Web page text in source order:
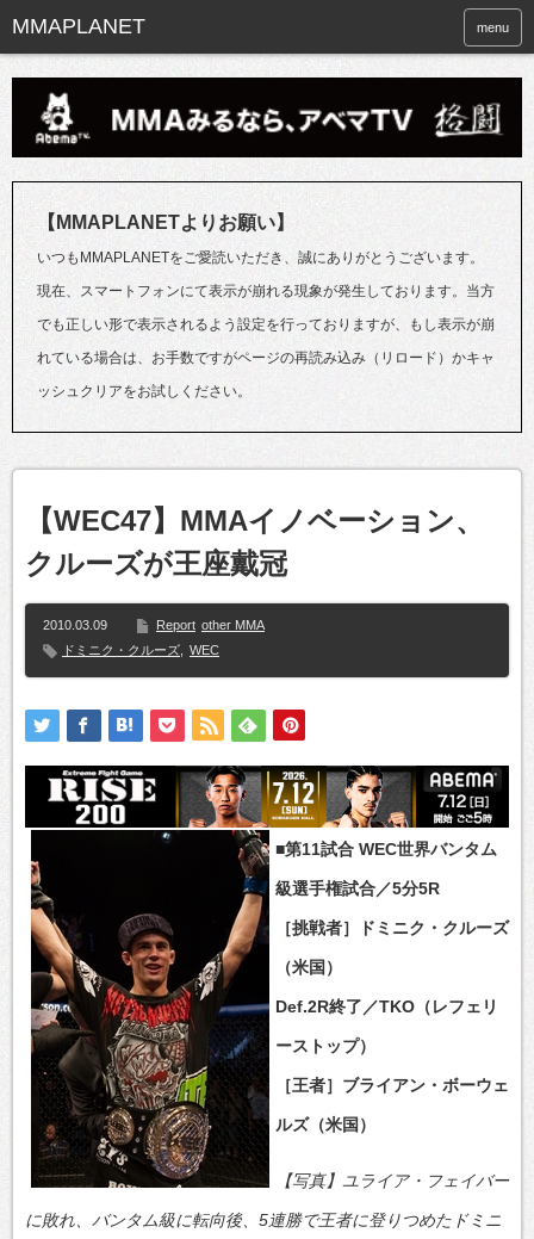
menu
【MMAPLANETよりお願い】
いつもMMAPLANETをご愛読いただき、誠にありがとうございます。
現在、スマートフォンにて表示が崩れる現象が発生しております。当方
でも正しい形で表示されるよう設定を行っておりますが、もし表示が崩
れている場合は、お手数ですがページの再読み込み（リロード）かキャ
ッシュクリアをお試しください。
【WEC47】MMAイノベーション、
クルーズが王座戴冠
2010.03.09 Report other MMA
ドミニク・クルーズ
WEC
■第11試合 WEC世界バンタム
級選手権試合／5分5R
［挑戦者］ドミニク・クルーズ
（米国）
Def.2R終了／TKO（レフェリ
ーストップ）
［王者］ブライアン・ボーウェ
ルズ（米国）
【写真】ユライア・フェイバー
に敗れ、バンタム級に転向後、5連勝で王者に登りつめたドミニ